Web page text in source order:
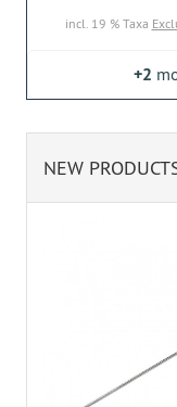
incl. 19 % Taxa
+2
NEW